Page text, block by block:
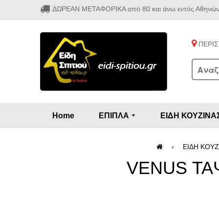
ΔΩΡΕΑΝ ΜΕΤΑΦΟΡΙΚΑ από 80 και άνω εντός
Home ΕΠΙΠΛΑ ΕΙΔΗ
› ΕΙΔΗ
VENUS